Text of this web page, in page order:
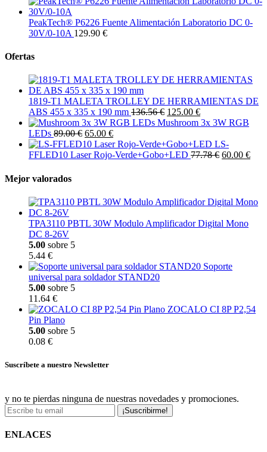
PeakTech® P6226 Fuente Alimentación Laboratorio DC 0-
30V/0-10A 129.90 €
Ofertas
1819-T1 MALETA TROLLEY DE HERRAMIENTAS DE
ABS 455 x 335 x 190 mm 136.56 € 125.00 €
Mushroom 3x 3W RGB
LEDs 89.00 € 65.00 €
LS-
FFLED10 Laser Rojo-Verde+Gobo+LED 77.78 € 60.00 €
Mejor valorados
TPA3110 PBTL 30W Modulo Amplificador Digital Mono
DC 8-26V
5.00 sobre 5
5.44 €
Soporte
universal para soldador STAND20
5.00 sobre 5
11.64 €
ZOCALO CI 8P P2,54
Pin Plano
5.00 sobre 5
0.08 €
Suscríbete a nuestro Newsletter
y no te pierdas ninguna de nuestras novedades y promociones.
¡Suscribirme!
ENLACES